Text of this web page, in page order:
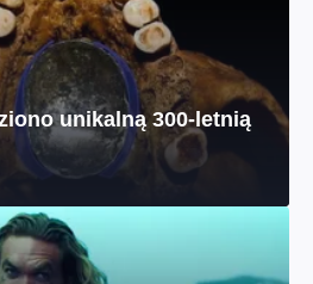
unikalną 300-letnią